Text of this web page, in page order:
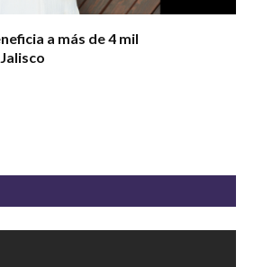
a más de 4 mil